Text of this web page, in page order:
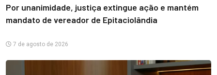
Por unanimidade, justiça extingue ação e mantém
mandato de vereador de Epitaciolândia
7 de agosto de 2026